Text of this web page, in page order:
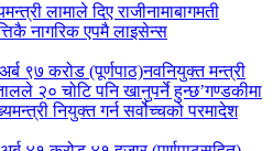
लामाले दिए राजीनामाबागमती
नागरिक एपमै लाइसेन्स
९७ करोड (पूर्णपाठ)नवनियुक्त मन्त्री
२० चोटि पनि खानुपर्ने हुन्छ’गण्डकीमा
नियुक्त गर्न सर्वोच्चको परमादेश